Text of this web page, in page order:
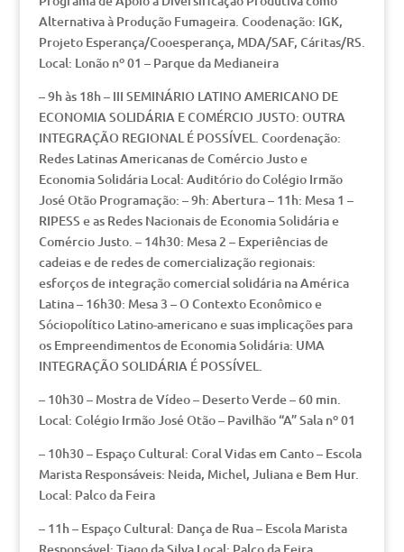
Alternativa à Produção Fumageira. Coodenação: IGK,
Projeto Esperança/Cooesperança, MDA/SAF, Cáritas/RS.
Local: Lonão nº 01 – Parque da Medianeira
– 9h às 18h – III SEMINÁRIO LATINO AMERICANO DE
ECONOMIA SOLIDÁRIA E COMÉRCIO JUSTO: OUTRA
INTEGRAÇÃO REGIONAL É POSSÍVEL. Coordenação:
Redes Latinas Americanas de Comércio Justo e
Economia Solidária Local: Auditório do Colégio Irmão
José Otão Programação: – 9h: Abertura – 11h: Mesa 1 –
RIPESS e as Redes Nacionais de Economia Solidária e
Comércio Justo. – 14h30: Mesa 2 – Experiências de
cadeias e de redes de comercialização regionais:
esforços de integração comercial solidária na América
Latina – 16h30: Mesa 3 – O Contexto Econômico e
Sóciopolítico Latino-americano e suas implicações para
os Empreendimentos de Economia Solidária: UMA
INTEGRAÇÃO SOLIDÁRIA É POSSÍVEL.
– 10h30 – Mostra de Vídeo – Deserto Verde – 60 min.
Local: Colégio Irmão José Otão – Pavilhão “A” Sala nº 01
– 10h30 – Espaço Cultural: Coral Vidas em Canto – Escola
Marista Responsáveis: Neida, Michel, Juliana e Bem Hur.
Local: Palco da Feira
– 11h – Espaço Cultural: Dança de Rua – Escola Marista